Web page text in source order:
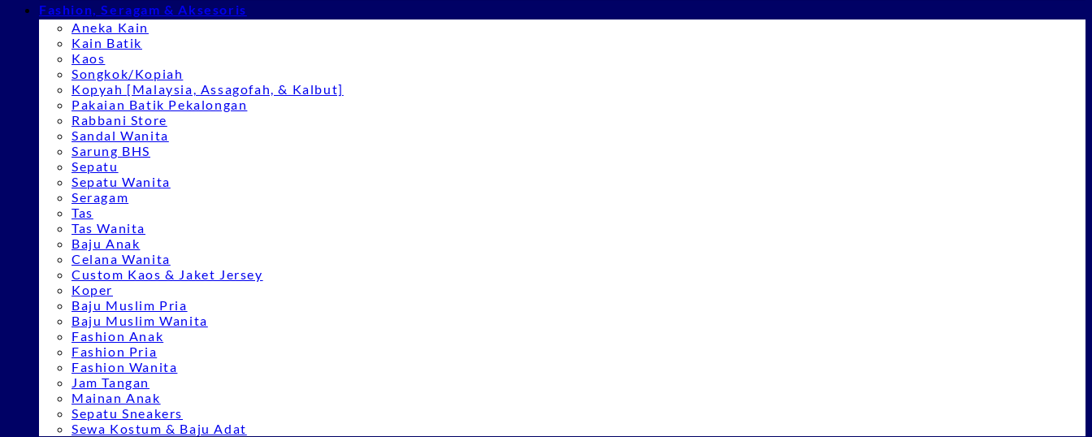
Fashion, Seragam & Aksesoris
Aneka Kain
Kain Batik
Kaos
Songkok/Kopiah
Kopyah [Malaysia, Assagofah, & Kalbut]
Pakaian Batik Pekalongan
Rabbani Store
Sandal Wanita
Sarung BHS
Sepatu
Sepatu Wanita
Seragam
Tas
Tas Wanita
Baju Anak
Celana Wanita
Custom Kaos & Jaket Jersey
Koper
Baju Muslim Pria
Baju Muslim Wanita
Fashion Anak
Fashion Pria
Fashion Wanita
Jam Tangan
Mainan Anak
Sepatu Sneakers
Sewa Kostum & Baju Adat